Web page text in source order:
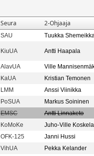
Seura 2-Ohjaaja
SAU Tuukka
KiuUA Antti Haapala
AlavUA
Ville
KaUA
Kristian Temonen
LMM
Anssi Viinikka
PoSUA
Markus Soininen
EMSC
Antti Linnaketo
KoMoKe
Juho-Ville Koskela
OFK-125
Janni Hussi
VihUA
Pekka Kelander